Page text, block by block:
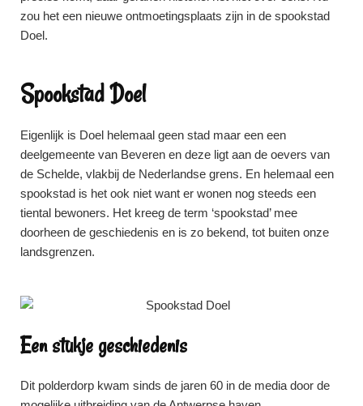
zou het een nieuwe ontmoetingsplaats zijn in de spookstad
Doel.
Spookstad Doel
Eigenlijk is Doel helemaal geen stad maar een een
deelgemeente van Beveren en deze ligt aan de oevers van
de Schelde, vlakbij de Nederlandse grens. En helemaal een
spookstad is het ook niet want er wonen nog steeds een
tiental bewoners. Het kreeg de term ‘spookstad’ mee
doorheen de geschiedenis en is zo bekend, tot buiten onze
landsgrenzen.
Een stukje geschiedenis
Dit polderdorp kwam sinds de jaren 60 in de media door de